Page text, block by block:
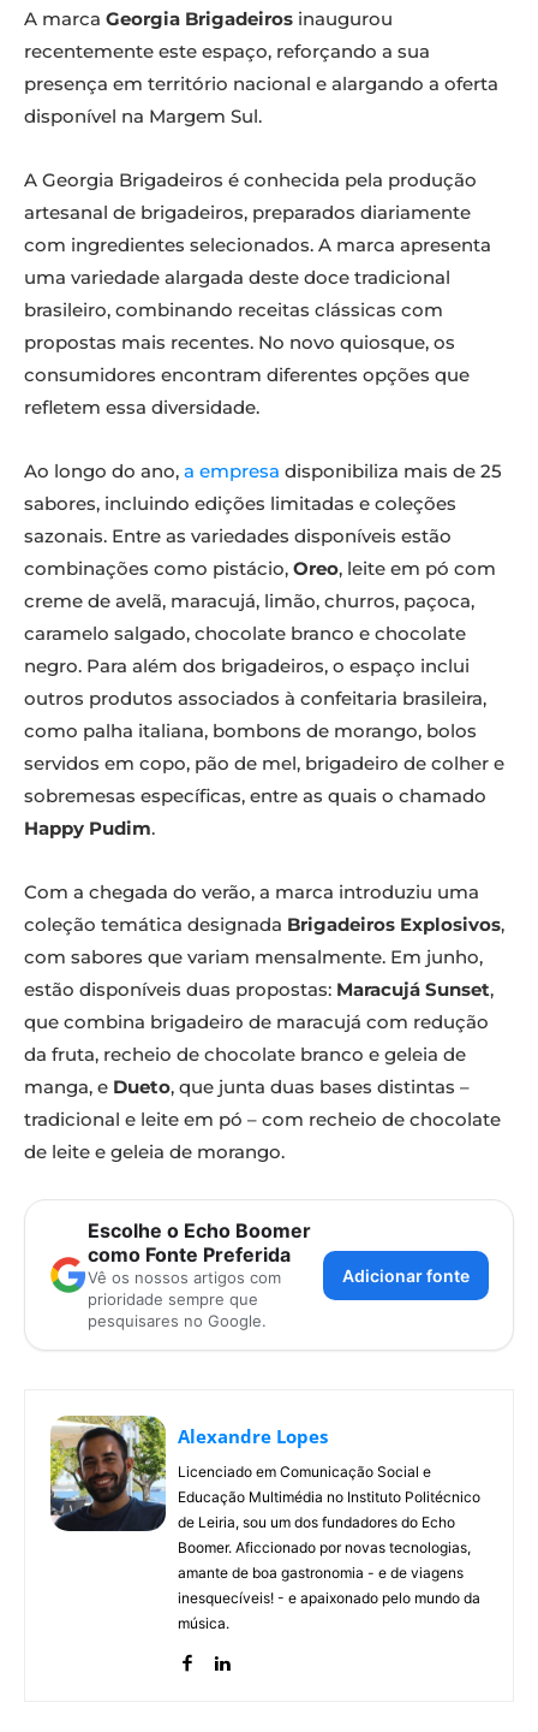
A marca Georgia Brigadeiros inaugurou
recentemente este espaço, reforçando a sua
presença em território nacional e alargando a oferta
disponível na Margem Sul.
A Georgia Brigadeiros é conhecida pela produção
artesanal de brigadeiros, preparados diariamente
com ingredientes selecionados. A marca apresenta
uma variedade alargada deste doce tradicional
brasileiro, combinando receitas clássicas com
propostas mais recentes. No novo quiosque, os
consumidores encontram diferentes opções que
refletem essa diversidade.
Ao longo do ano, a empresa disponibiliza mais de 25
sabores, incluindo edições limitadas e coleções
sazonais. Entre as variedades disponíveis estão
combinações como pistácio, Oreo, leite em pó com
creme de avelã, maracujá, limão, churros, paçoca,
caramelo salgado, chocolate branco e chocolate
negro. Para além dos brigadeiros, o espaço inclui
outros produtos associados à confeitaria brasileira,
como palha italiana, bombons de morango, bolos
servidos em copo, pão de mel, brigadeiro de colher e
sobremesas específicas, entre as quais o chamado
Happy Pudim.
Com a chegada do verão, a marca introduziu uma
coleção temática designada Brigadeiros Explosivos,
com sabores que variam mensalmente. Em junho,
estão disponíveis duas propostas: Maracujá Sunset,
que combina brigadeiro de maracujá com redução
da fruta, recheio de chocolate branco e geleia de
manga, e Dueto, que junta duas bases distintas –
tradicional e leite em pó – com recheio de chocolate
de leite e geleia de morango.
Escolhe o Echo Boomer
como Fonte Preferida
Vê os nossos artigos com
prioridade sempre que
pesquisares no Google.
Adicionar fonte
Alexandre Lopes
Licenciado em Comunicação Social e
Educação Multimédia no Instituto Politécnico
de Leiria, sou um dos fundadores do Echo
Boomer. Aficcionado por novas tecnologias,
amante de boa gastronomia - e de viagens
inesquecíveis! - e apaixonado pelo mundo da
música.